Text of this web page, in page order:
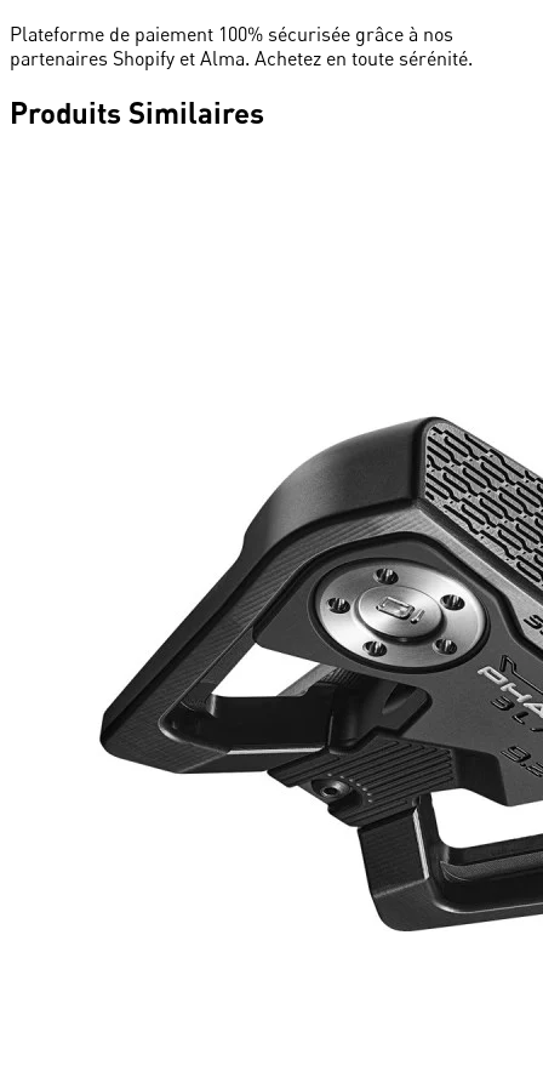
Plateforme de paiement 100% sécurisée grâce à nos
partenaires Shopify et Alma. Achetez en toute sérénité.
Produits Similaires